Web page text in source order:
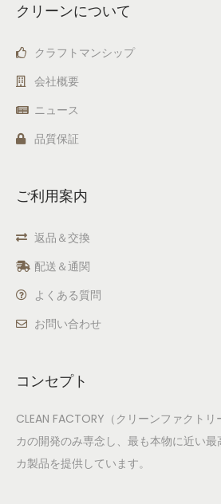
クリーンについて
クラフトマンシップ
会社概要
ニュース
品質保証
ご利用案内
返品＆交換
配送＆通関
よくある質問
お問い合わせ
コンセプト
CLEAN FACTORY（クリーンファクト
カの開発のみ専念し、最も本物に近い
カ製品を提供しています。